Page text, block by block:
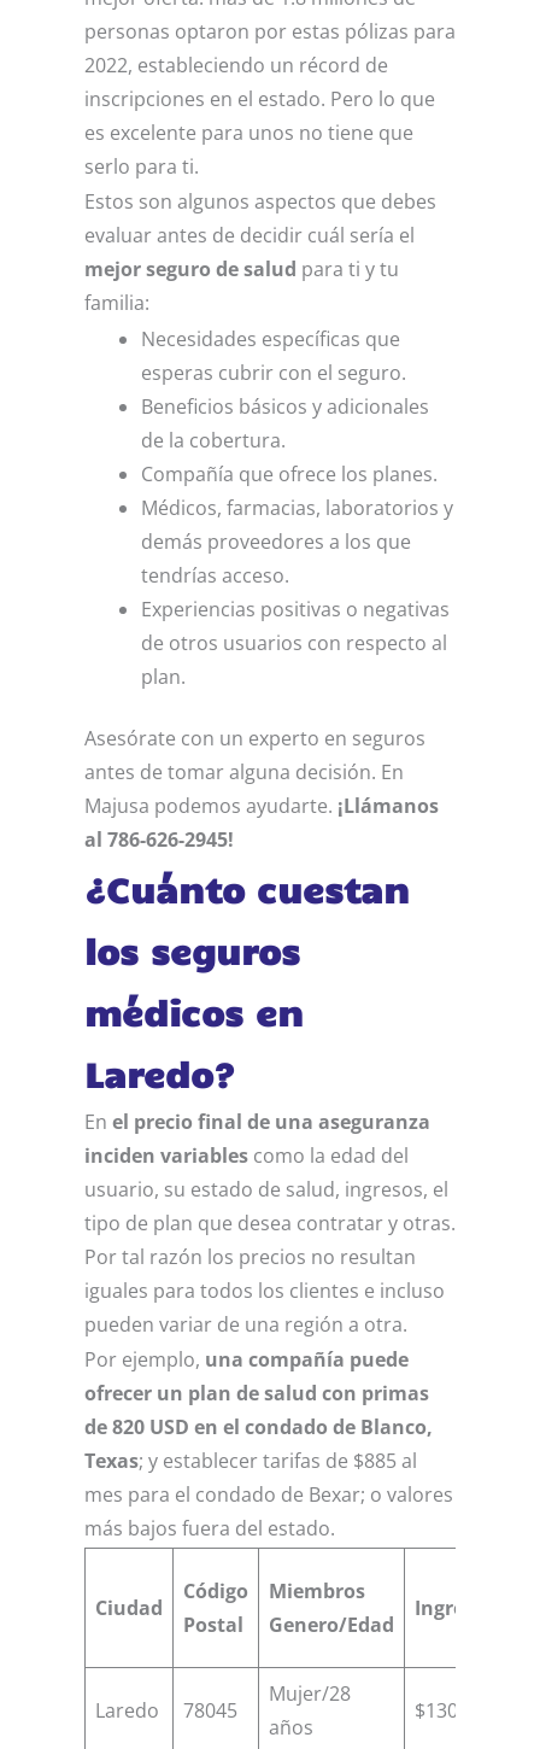
personas optaron por estas pólizas para
2022, estableciendo un récord de
inscripciones en el estado. Pero lo que
es excelente para unos no tiene que
serlo para ti.
Estos son algunos aspectos que debes
evaluar antes de decidir cuál sería el
mejor seguro de salud para ti y tu
familia:
Necesidades específicas que
esperas cubrir con el seguro.
Beneficios básicos y adicionales
de la cobertura.
Compañía que ofrece los planes.
Médicos, farmacias, laboratorios y
demás proveedores a los que
tendrías acceso.
Experiencias positivas o negativas
de otros usuarios con respecto al
plan.
Asesórate con un experto en seguros
antes de tomar alguna decisión. En
Majusa podemos ayudarte. ¡Llámanos
al 786-626-2945!
¿Cuánto cuestan
los seguros
médicos en
Laredo?
En el precio final de una aseguranza
inciden variables como la edad del
usuario, su estado de salud, ingresos, el
tipo de plan que desea contratar y otras.
Por tal razón los precios no resultan
iguales para todos los clientes e incluso
pueden variar de una región a otra.
Por ejemplo, una compañía puede
ofrecer un plan de salud con primas
de 820 USD en el condado de Blanco,
Texas; y establecer tarifas de $885 al
mes para el condado de Bexar; o valores
más bajos fuera del estado.
Ciudad
Código
Postal
Miembros
Genero/Edad
Ingresos
Laredo 78045
Mujer/28
años
$13000